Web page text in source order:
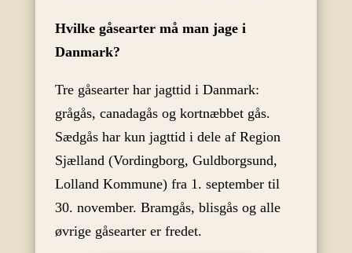
Hvilke gåsearter må man jage i
Danmark?
Tre gåsearter har jagttid i Danmark:
grågås, canadagås og kortnæbbet gås.
Sædgås har kun jagttid i dele af Region
Sjælland (Vordingborg, Guldborgsund,
Lolland Kommune) fra 1. september til
30. november. Bramgås, blisgås og alle
øvrige gåsearter er fredet.